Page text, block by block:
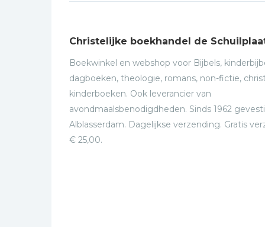
Christelijke boekhandel de
Boekwinkel en webshop voor Bijbels,
dagboeken, theologie, romans, non-fictie,
kinderboeken. Ook leverancier van
avondmaalsbenodigdheden. Sinds 1962
Alblasserdam. Dagelijkse verzending. Gratis
€ 25,00.